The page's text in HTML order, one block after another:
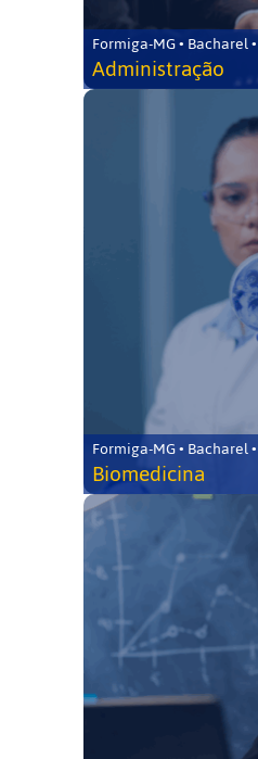
Formiga-MG • Bacharel
Administração
Formiga-MG • Bacharel
Biomedicina